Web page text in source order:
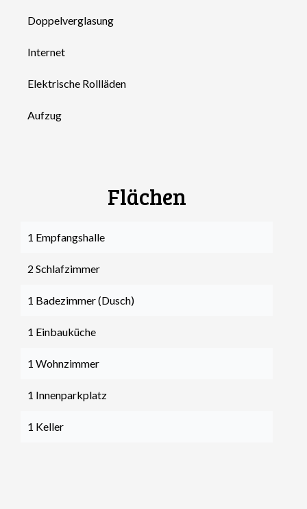
Doppelverglasung
Internet
Elektrische Rollläden
Aufzug
Flächen
1 Empfangshalle
2 Schlafzimmer
1 Badezimmer (Dusch)
1 Einbauküche
1 Wohnzimmer
1 Innenparkplatz
1 Keller